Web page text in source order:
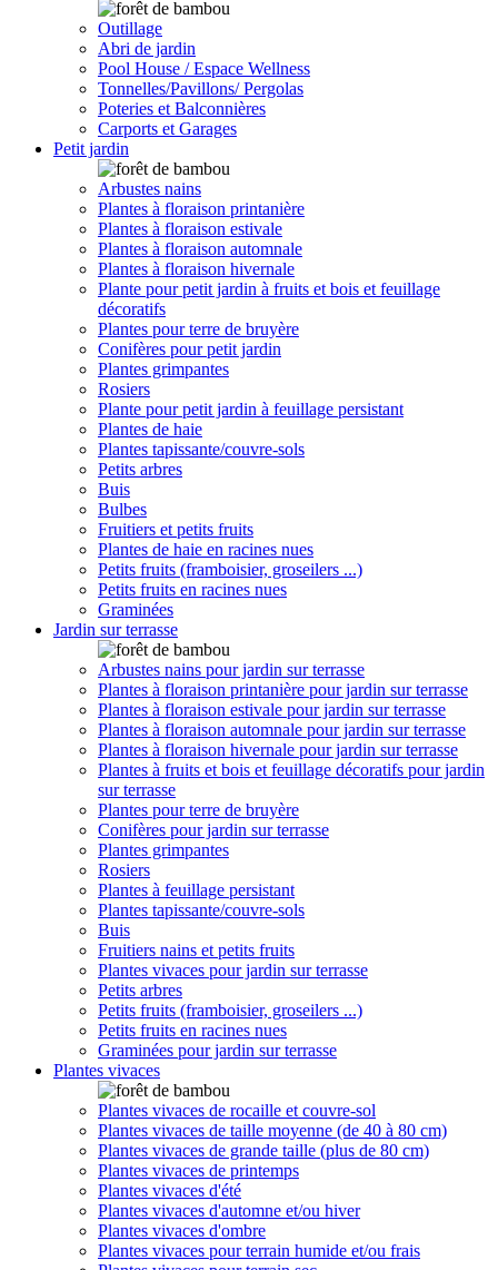
Outillage
Abri de jardin
Pool House / Espace Wellness
Tonnelles/Pavillons/ Pergolas
Poteries et Balconnières
Carports et Garages
Petit jardin
Arbustes nains
Plantes à floraison printanière
Plantes à floraison estivale
Plantes à floraison automnale
Plantes à floraison hivernale
Plante pour petit jardin à fruits et bois et feuillage
décoratifs
Plantes pour terre de bruyère
Conifères pour petit jardin
Plantes grimpantes
Rosiers
Plante pour petit jardin à feuillage persistant
Plantes de haie
Plantes tapissante/couvre-sols
Petits arbres
Buis
Bulbes
Fruitiers et petits fruits
Plantes de haie en racines nues
Petits fruits (framboisier, groseilers ...)
Petits fruits en racines nues
Graminées
Jardin sur terrasse
Arbustes nains pour jardin sur terrasse
Plantes à floraison printanière pour jardin sur terrasse
Plantes à floraison estivale pour jardin sur terrasse
Plantes à floraison automnale pour jardin sur terrasse
Plantes à floraison hivernale pour jardin sur terrasse
Plantes à fruits et bois et feuillage décoratifs pour jardin
sur terrasse
Plantes pour terre de bruyère
Conifères pour jardin sur terrasse
Plantes grimpantes
Rosiers
Plantes à feuillage persistant
Plantes tapissante/couvre-sols
Buis
Fruitiers nains et petits fruits
Plantes vivaces pour jardin sur terrasse
Petits arbres
Petits fruits (framboisier, groseilers ...)
Petits fruits en racines nues
Graminées pour jardin sur terrasse
Plantes vivaces
Plantes vivaces de rocaille et couvre-sol
Plantes vivaces de taille moyenne (de 40 à 80 cm)
Plantes vivaces de grande taille (plus de 80 cm)
Plantes vivaces de printemps
Plantes vivaces d'été
Plantes vivaces d'automne et/ou hiver
Plantes vivaces d'ombre
Plantes vivaces pour terrain humide et/ou frais